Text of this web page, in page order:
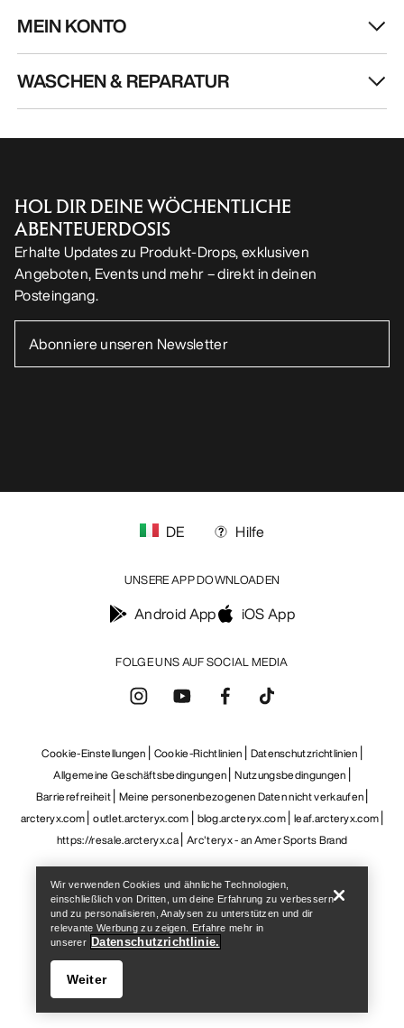
Help
MEIN KONTO
WASCHEN & REPARATUR
HOL DIR DEINE WÖCHENTLICHE
ABENTEUERDOSIS
Erhalte Updates zu Produkt-Drops, exklusiven
Angeboten, Events und mehr – direkt in deinen
Posteingang.
FOLGE UNS AUF SOCIAL MEDIA
DE Hilfe
UNSERE APP DOWNLOADEN
Android App iOS App
Cookie-Einstellungen Cookie-Richtlinien Datenschutzrichtlinien
Allgemeine Geschäftsbedingungen Nutzungsbedingungen
Barrierefreiheit Meine personenbezogenen Daten nicht verkaufen
arcteryx.com outlet.arcteryx.com blog.arcteryx.com leaf.arcteryx.com
https://resale.arcteryx.ca Arc'teryx - an Amer Sports Brand
Wir verwenden Cookies und ähnliche Technologien,
einschließlich von Dritten, um deine Erfahrung zu verbessern
und zu personalisieren, Analysen zu unterstützen und dir
relevante Werbung zu zeigen. Erfahre mehr in
unserer Datenschutzrichtlinie.
Weiter